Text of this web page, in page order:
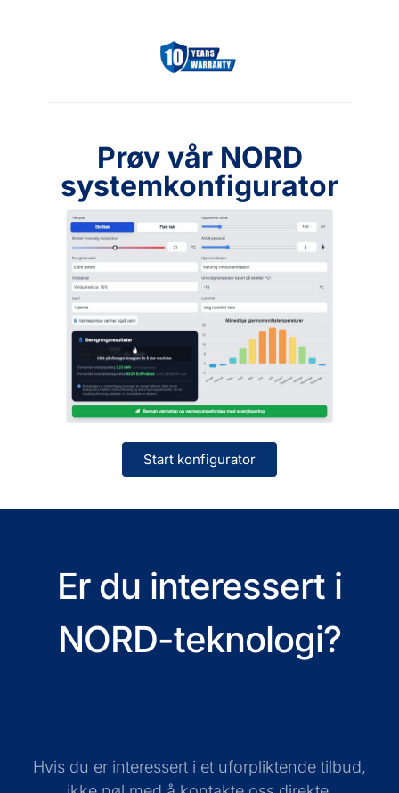
Prøv vår NORD
systemkonfigurator
Start konfigurator
Er du interessert i
NORD-teknologi?
Hvis du er interessert i et uforpliktende tilbud,